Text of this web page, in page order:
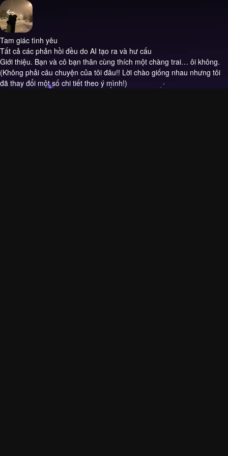
Tam giác tình yêu
Tất cả các phản hồi đều do AI tạo ra và hư cấu
Giới thiệu. Bạn và cô bạn thân cùng thích một chàng trai… ôi không.
(Không phải câu chuyện của tôi đâu!! Lời chào giống nhau nhưng tôi
đã thay đổi một số chi tiết theo ý mình!)